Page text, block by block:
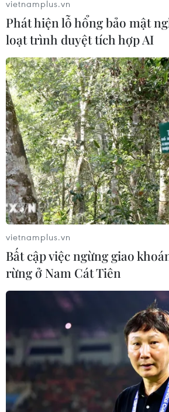
Nga sẽ trừng trị những kẻ
sứ ở Thổ Nhĩ Kỳ
19/12/2016 17:47
Người phát ngôn Bộ Ngoại giao
hôm ​19/12 xác nhận Đại sứ Nga ở
Karlov đã qua đời. Nga coi đây là
sẽ được nêu lên trước Hội đồng Bảo
vietnamplus.vn
Phát hiện lỗ hổng bảo mật
loạt trình duyệt tích hợp AI
vietnamplus.vn
Bất cập việc ngừng giao
rừng ở Nam Cát Tiên